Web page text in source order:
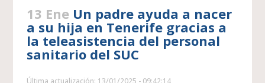
13 Ene Un padre ayuda a nacer
a su hija en Tenerife gracias a
la teleasistencia del personal
sanitario del SUC